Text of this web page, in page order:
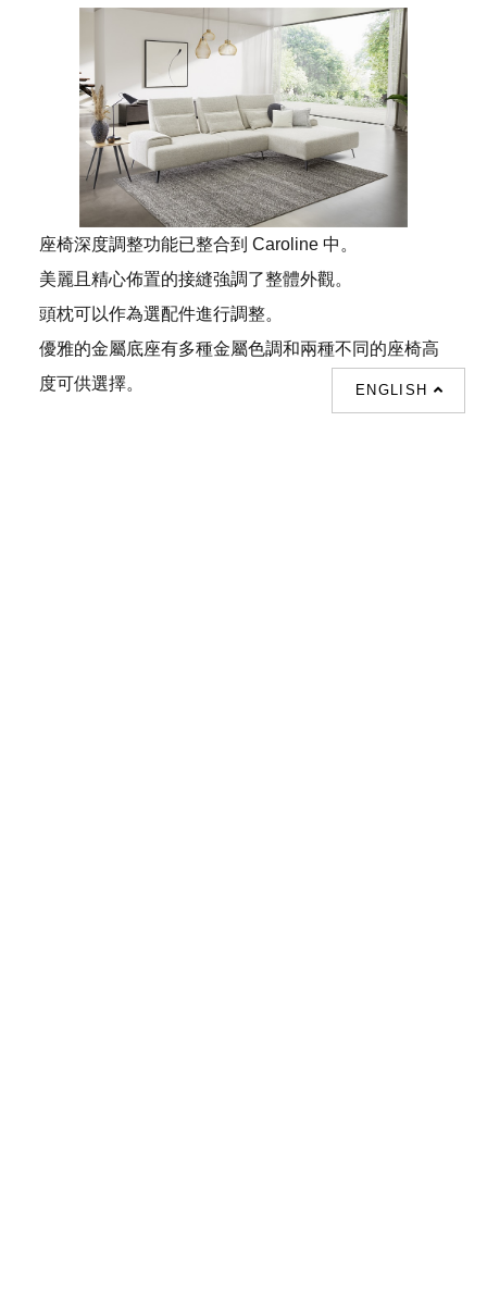
ENGLISH
座椅深度調整功能已整合到 Caroline 中。
美麗且精心佈置的接縫強調了整體外觀。
頭枕可以作為選配件進行調整。
優雅的金屬底座有多種金屬色調和兩種不同的座椅高
度可供選擇。